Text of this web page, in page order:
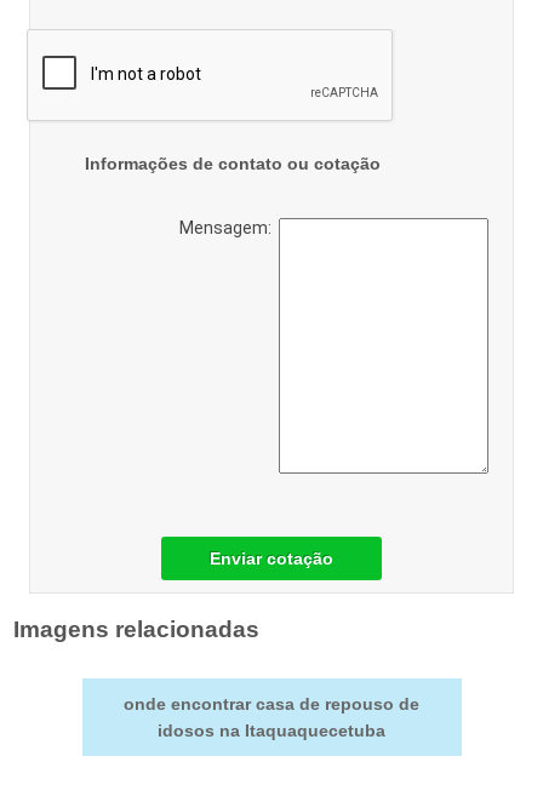
Informações de contato ou cotação
Mensagem:
Enviar cotação
Imagens relacionadas
onde encontrar casa de repouso de
idosos na Itaquaquecetuba